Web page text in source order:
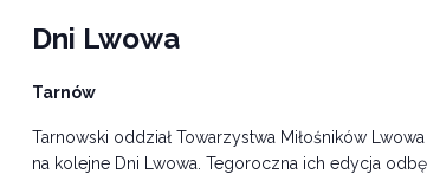
Dni Lwowa
Tarnów
Tarnowski oddział Towarzystwa Miłośników
na kolejne Dni Lwowa. Tegoroczna ich edycja